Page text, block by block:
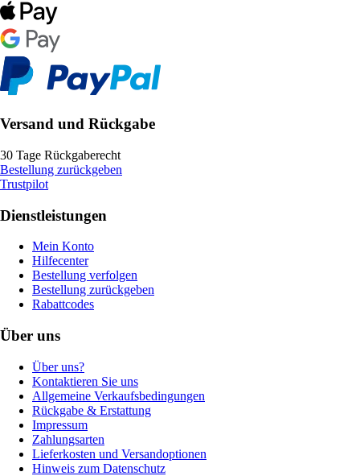
Versand und Rückgabe
30 Tage Rückgaberecht
Bestellung zurückgeben
Trustpilot
Dienstleistungen
Mein Konto
Hilfecenter
Bestellung verfolgen
Bestellung zurückgeben
Rabattcodes
Über uns
Über uns?
Kontaktieren Sie uns
Allgemeine Verkaufsbedingungen
Rückgabe & Erstattung
Impressum
Zahlungsarten
Lieferkosten und Versandoptionen
Hinweis zum Datenschutz